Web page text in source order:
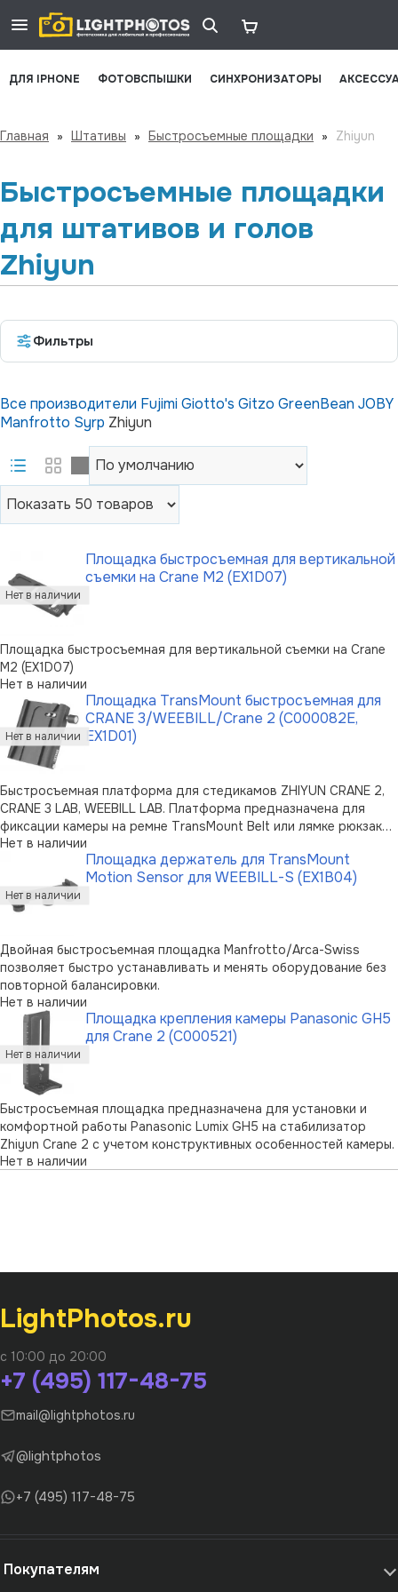
ДЛЯ IPHONE ФОТОВСПЫШКИ СИНХРОНИЗАТОРЫ
Главная » Штативы » Быстросъемные площадки » Zhiyun
Быстросъемные площадки
для штативов и голов
Zhiyun
Фильтры
Все производители FujimiGiotto's Gitzo GreenBean JOBY
Manfrotto Syrp Zhiyun
Площадка быстросъемная для вертикальной
съемки на Crane M2 (EX1D07)
Площадка быстросъемная для вертикальной съемки на Crane
M2 (EX1D07)
Нет в наличии
Площадка TransMount быстросъемная для
CRANE 3/WEEBILL/Crane 2 (C000082E,
EX1D01)
Быстросъемная платформа для стедикамов ZHIYUN CRANE 2,
CRANE 3 LAB, WEEBILL LAB. Платформа предназначена для
фиксации камеры на ремне TransMount Belt или лямке рюкзака
Gimbal Bag, освобождая руки. Платформа совместима с
быстросъемной площадкой Arca-Swiss.
Нет в наличии
Площадка держатель для TransMount
Motion Sensor для WEEBILL-S (EX1B04)
Двойная быстросъемная площадка Manfrotto/Arca-Swiss
позволяет быстро устанавливать и менять оборудование без
повторной балансировки.
Нет в наличии
Площадка крепления камеры Panasonic GH5
для Crane 2 (C000521)
Быстросъемная площадка предназначена для установки и
комфортной работы Panasonic Lumix GH5 на стабилизатор
Zhiyun Crane 2 с учетом конструктивных особенностей камеры.
Нет в наличии
LightPhotos.ru
с 10:00 до 20:00
+7 (495) 117-48-75
mail@lightphotos.ru
@lightphotos
+7 (495) 117-48-75
Покупателям